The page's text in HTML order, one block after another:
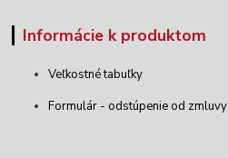
Informácie k produktom
Veľkostné tabuľky
Formulár - odstúpenie od zmluvy